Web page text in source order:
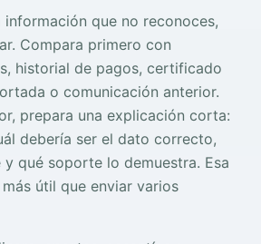
información que no reconoces,
Compara primero con
historial de pagos, certificado
o comunicación anterior.
prepara una explicación corta:
debería ser el dato correcto,
qué soporte lo demuestra. Esa
útil que enviar varios